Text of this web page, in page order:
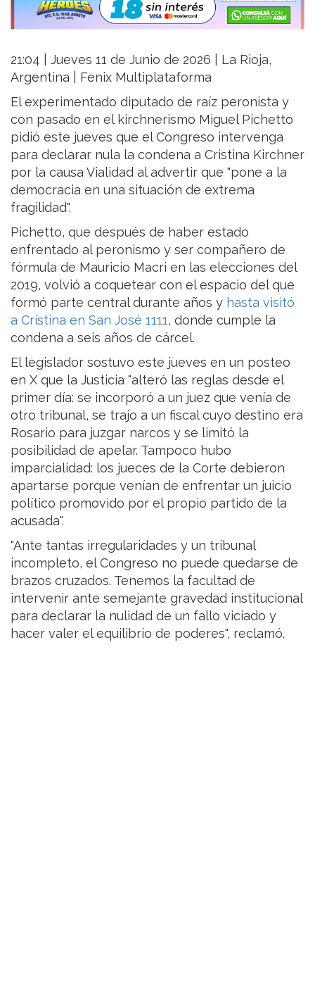
21:04 | Jueves 11 de Junio de 2026 | La Rioja,
Argentina | Fenix Multiplataforma
El experimentado diputado de raíz peronista y
con pasado en el kirchnerismo Miguel Pichetto
pidió este jueves que el Congreso intervenga
para declarar nula la condena a Cristina Kirchner
por la causa Vialidad al advertir que "pone a la
democracia en una situación de extrema
fragilidad".
Pichetto, que después de haber estado
enfrentado al peronismo y ser compañero de
fórmula de Mauricio Macri en las elecciones del
2019, volvió a coquetear con el espacio del que
formó parte central durante años y hasta visitó
a Cristina en San José 1111, donde cumple la
condena a seis años de cárcel.
El legislador sostuvo este jueves en un posteo
en X que la Justicia "alteró las reglas desde el
primer día: se incorporó a un juez que venía de
otro tribunal, se trajo a un fiscal cuyo destino era
Rosario para juzgar narcos y se limitó la
posibilidad de apelar. Tampoco hubo
imparcialidad: los jueces de la Corte debieron
apartarse porque venían de enfrentar un juicio
político promovido por el propio partido de la
acusada".
"Ante tantas irregularidades y un tribunal
incompleto, el Congreso no puede quedarse de
brazos cruzados. Tenemos la facultad de
intervenir ante semejante gravedad institucional
para declarar la nulidad de un fallo viciado y
hacer valer el equilibrio de poderes", reclamó.